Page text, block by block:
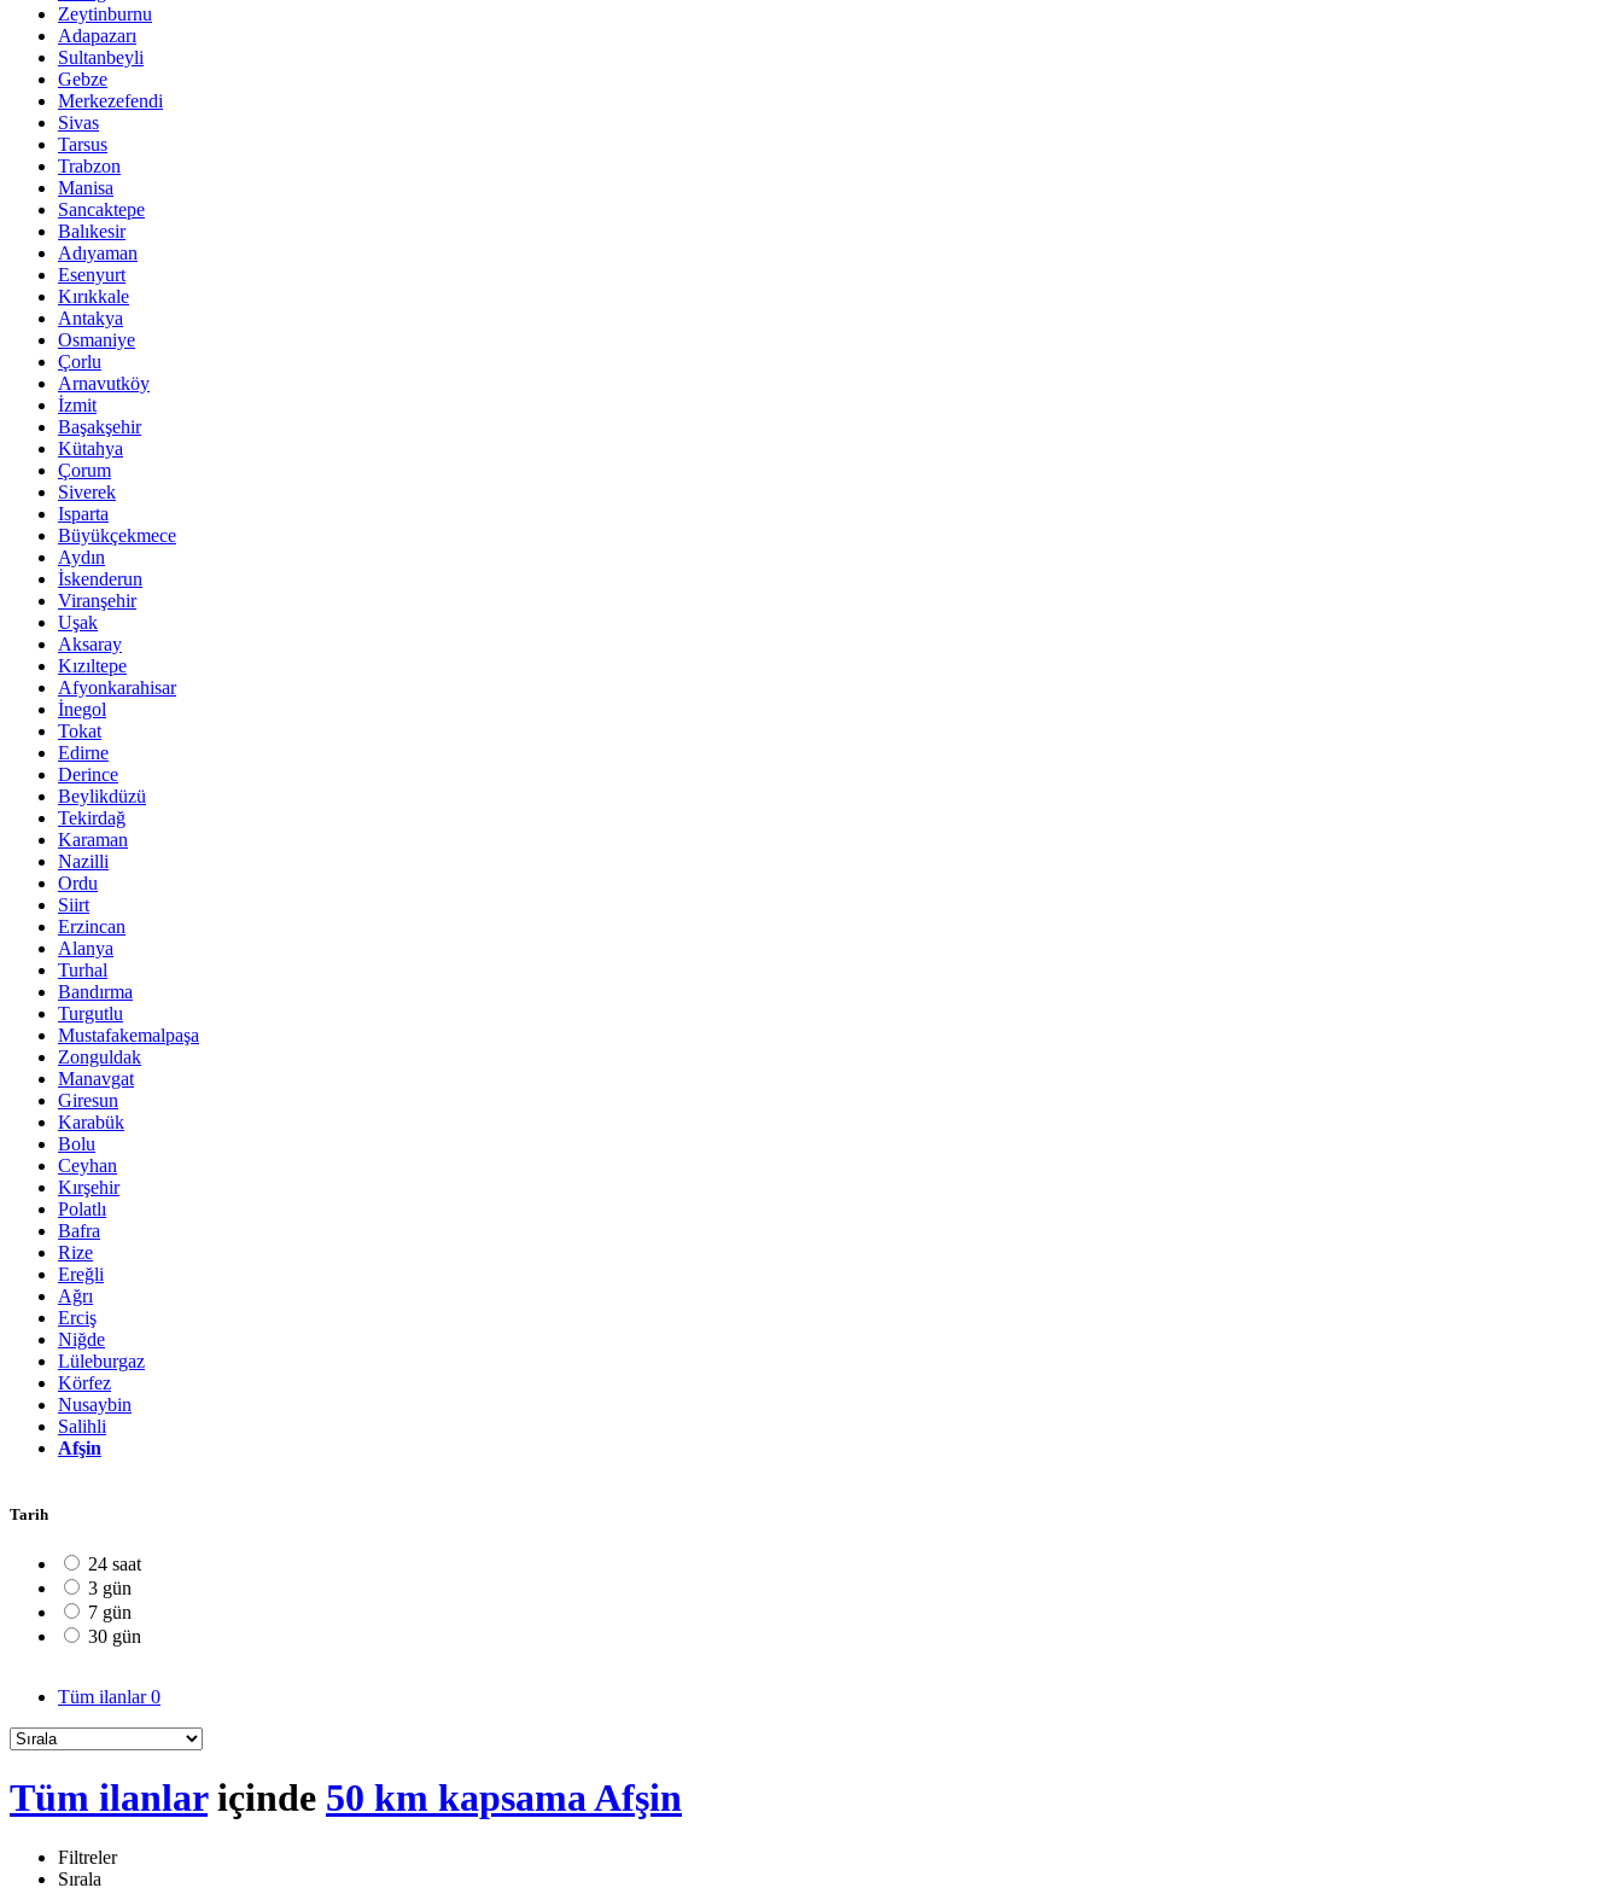
Zeytinburnu
Adapazarı
Sultanbeyli
Gebze
Merkezefendi
Sivas
Tarsus
Trabzon
Manisa
Sancaktepe
Balıkesir
Adıyaman
Esenyurt
Kırıkkale
Antakya
Osmaniye
Çorlu
Arnavutköy
İzmit
Başakşehir
Kütahya
Çorum
Siverek
Isparta
Büyükçekmece
Aydın
İskenderun
Viranşehir
Uşak
Aksaray
Kızıltepe
Afyonkarahisar
İnegol
Tokat
Edirne
Derince
Beylikdüzü
Tekirdağ
Karaman
Nazilli
Ordu
Siirt
Erzincan
Alanya
Turhal
Bandırma
Turgutlu
Mustafakemalpaşa
Zonguldak
Manavgat
Giresun
Karabük
Bolu
Ceyhan
Kırşehir
Polatlı
Bafra
Rize
Ereğli
Ağrı
Erciş
Niğde
Lüleburgaz
Körfez
Nusaybin
Salihli
Afşin
Tarih
24 saat
3 gün
7 gün
30 gün
Tüm ilanlar0
Tüm ilanlariçinde 50 km kapsama Afşin
Filtreler
Sırala